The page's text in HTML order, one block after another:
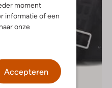
moment
informatie of een
onze
Accepteren